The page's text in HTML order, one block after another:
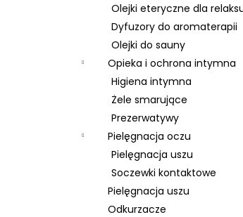
Olejki eteryczne dla
Dyfuzory do aromaterapii
Olejki do sauny
Opieka i ochrona intymna
Higiena intymna
Żele smarujące
Prezerwatywy
Pielęgnacja oczu
Pielęgnacja uszu
Soczewki kontaktowe
Pielęgnacja uszu
Odkurzacze